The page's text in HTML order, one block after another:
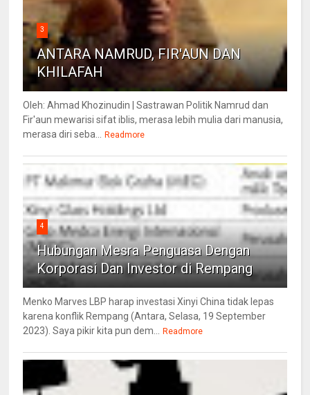
3
ANTARA NAMRUD, FIR'AUN DAN
KHILAFAH
Oleh: Ahmad Khozinudin | Sastrawan Politik Namrud dan
Fir'aun mewarisi sifat iblis, merasa lebih mulia dari manusia,
merasa diri seba...
Readmore
4
Hubungan Mesra Penguasa Dengan
Korporasi Dan Investor di Rempang
Menko Marves LBP harap investasi Xinyi China tidak lepas
karena konflik Rempang (Antara, Selasa, 19 September
2023). Saya pikir kita pun dem...
Readmore